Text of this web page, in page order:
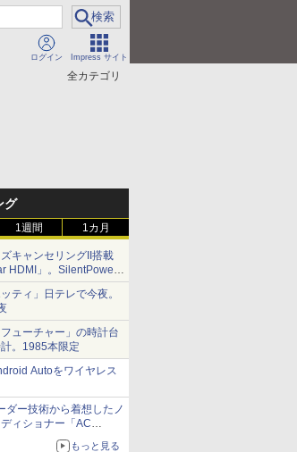
ログイン Impress サイト
全カテゴリ
グ
1週間 1カ月
キャンセリングII搭載
HDMI」。SilentPower
ティ」日テレで今夜。
ューチャー」の時計台
。1985本限定
Autoをワイヤレス
ダー技術から着想したノ
ィショナー「AC
もっと見る